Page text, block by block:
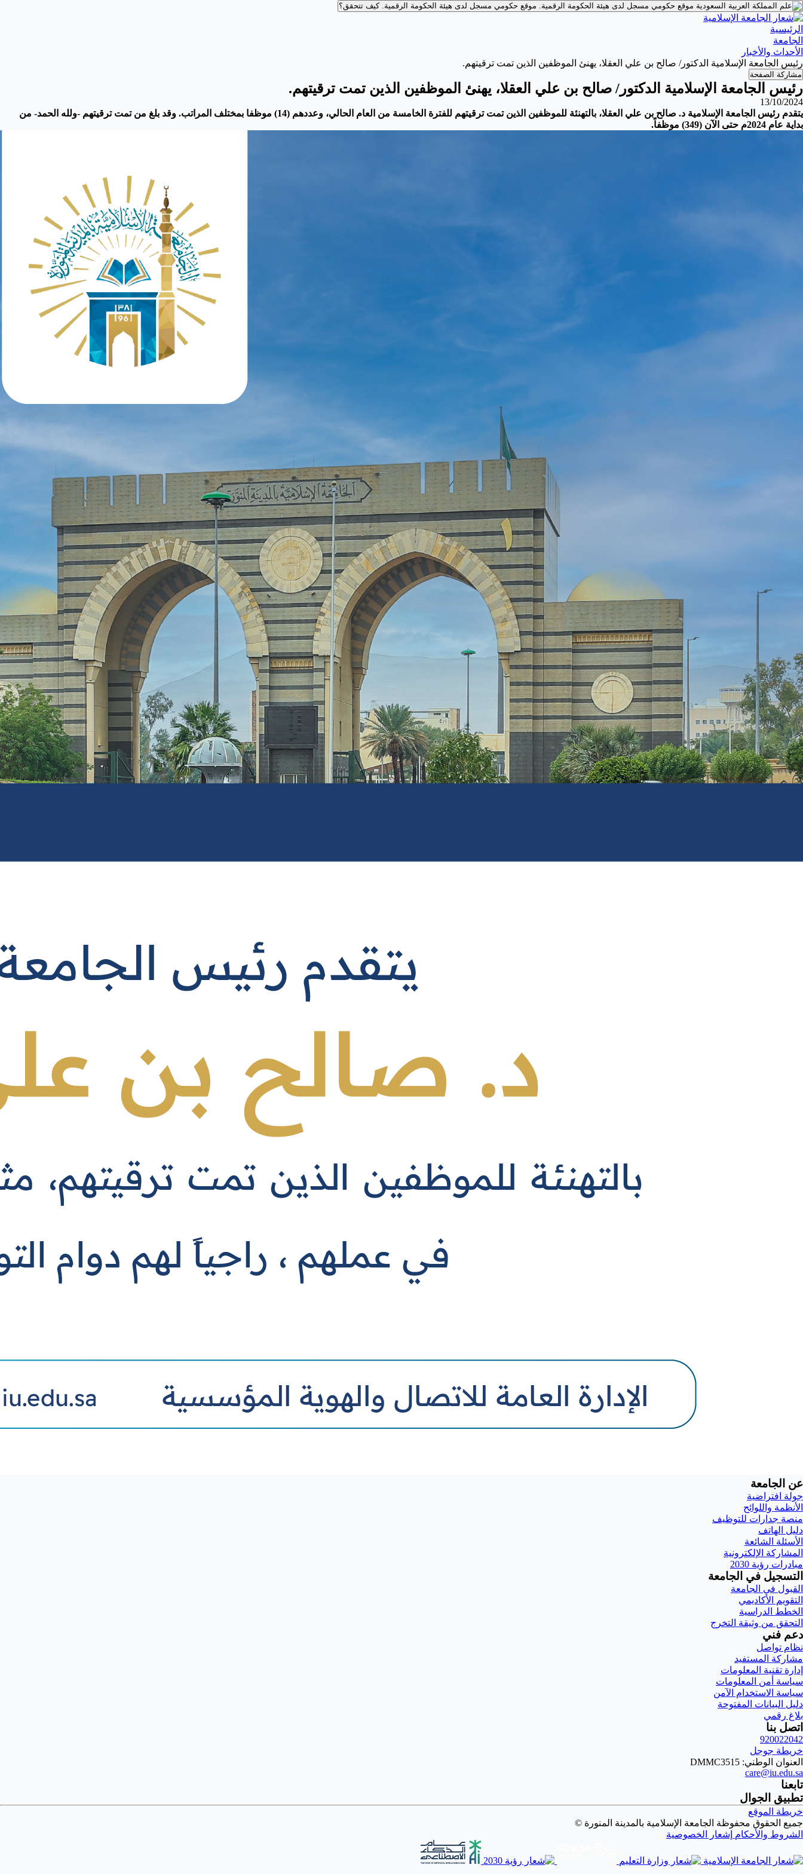
موقع حكومي مسجل لدى هيئة الحكومة الرقمية. موقع حكومي مسجل لدى هيئة الحكومة الرقمية.كيف تتحقق؟
الرئيسية
الجامعة
الأحداث والأخبار
رئيس الجامعة الإسلامية الدكتور/ صالح بن علي العقلا، يهنئ الموظفين الذين تمت ترقيتهم.
مشاركة الصفحة
رئيس الجامعة الإسلامية الدكتور/ صالح بن علي العقلا، يهنئ الموظفين الذين تمت ترقيتهم.
13/10/2024
يتقدم رئيس الجامعة الإسلامية د. صالح بن علي العقلا، بالتهنئة للموظفين الذين تمت ترقيتهم للفترة الخامسة من العام الحالي، وعددهم (14) موظفا بمختلف المراتب. وقد بلغ من تمت ترقيتهم -ولله الحمد- من
بداية عام 2024م حتى الآن (349) موظفاً.
عن الجامعة
جولة افتراضية
الأنظمة واللوائح
منصة جدارات للتوظيف
دليل الهاتف
الأسئلة الشائعة
المشاركة الإلكترونية
مبادرات رؤية 2030
التسجيل في الجامعة
القبول في الجامعة
التقويم الأكاديمي
الخطط الدراسية
التحقق من وثيقة التخرج
دعم فني
نظام تواصل
مشاركة المستفيد
إدارة تقنية المعلومات
سياسة أمن المعلومات
سياسة الاستخدام الآمن
دليل البيانات المفتوحة
بلاغ رقمي
اتصل بنا
920022042
خريطة جوجل
العنوان الوطني: DMMC3515
care@iu.edu.sa
تابعنا
تطبيق الجوال
خريطة الموقع
جميع الحقوق محفوظة الجامعة الإسلامية بالمدينة المنورة ©
الشروط والأحكام إشعار الخصوصية